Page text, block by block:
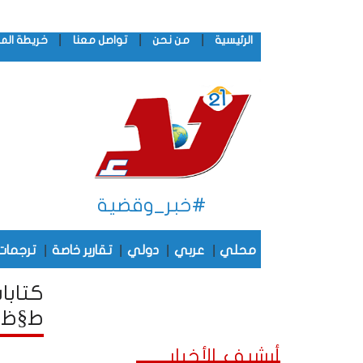
الرئيسية من نحن تواصل معنا خريطة
#خبر_وقضية
محلي عربي دولي تقارير خاصة
ط§ظ„ط¹ظ„ظٹ/
أرشيف الأخبار